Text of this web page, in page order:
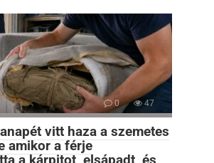
0 47
vitt haza a szemetes
amikor a férje
a kárpitot, elsápadt, és